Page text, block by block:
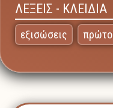
ΛΕΞΕΙΣ - ΚΛΕΙΔΙΑ
εξισώσεις